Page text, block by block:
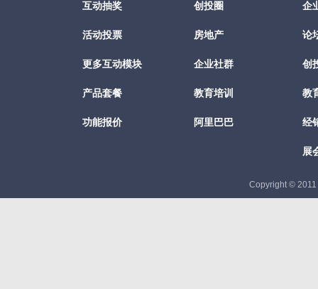
互动抽奖
活动投票
更多互动模块
产品套餐
功能报价
创投圈
房地产
企业社群
教育培训
阿里巴巴
企
论
创
教
经
展
Copyright © 2011